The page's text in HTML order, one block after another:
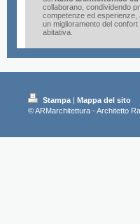
collaborano, condividendo
competenze ed esperienze,
un miglioramento del confort
abitativa.
Stampa | Mappa del sito
© ARMarchitettura - Architetto